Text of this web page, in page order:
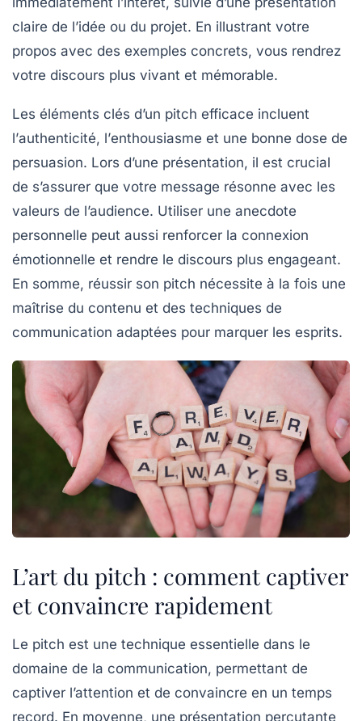
claire de l’idée ou du projet. En illustrant votre
propos avec des exemples concrets, vous rendrez
votre discours plus vivant et mémorable.
Les éléments clés d’un pitch efficace incluent
l’authenticité, l’enthousiasme et une bonne dose de
persuasion. Lors d’une présentation, il est crucial
de s’assurer que votre message résonne avec les
valeurs de l’audience. Utiliser une anecdote
personnelle peut aussi renforcer la connexion
émotionnelle et rendre le discours plus engageant.
En somme, réussir son pitch nécessite à la fois une
maîtrise du contenu et des techniques de
communication adaptées pour marquer les esprits.
L’art du pitch : comment captiver
et convaincre rapidement
Le pitch est une technique essentielle dans le
domaine de la communication, permettant de
captiver l’attention et de convaincre en un temps
record. En moyenne, une présentation percutante